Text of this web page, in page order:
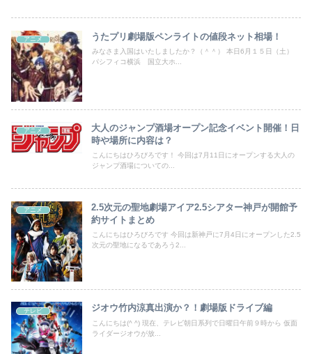
アニメ うたプリ劇場版ペンライトの値段ネット相場！
みなさま入国はいたしましたか？（＾＾） 本日6月１５日（土）
パシフィコ横浜 国立大ホ...
アニメ
大人のジャンプ酒場オープン記念イベント開催！日
時や場所に内容は？
こんにちはひろびろです！ 今回は7月11日にオープンする大人の
ジャンプ酒場についての...
アニメ
2.5次元の聖地劇場アイア2.5シアター神戸が開館予
約サイトまとめ
こんにちはひろびろです 今回は新神戸に7月4日にオープンした2.5
次元の聖地になるであろう2...
テレビ ジオウ竹内涼真出演か？！劇場版ドライブ編
こんにちは(^ ^) 現在、テレビ朝日系列で日曜日午前９時から 仮面
ライダージオウが放...